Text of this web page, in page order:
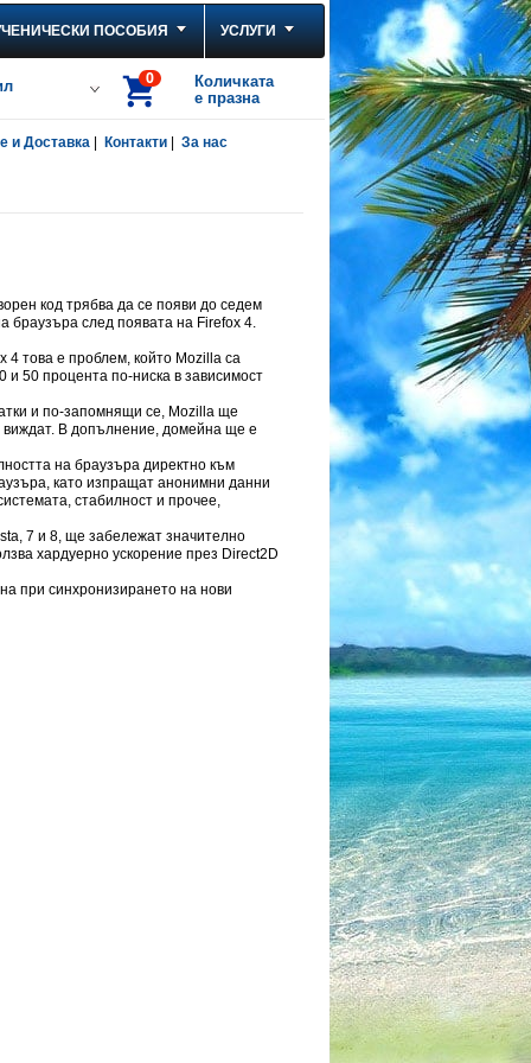
ПОСОБИЯ УСЛУГИ
0
Количката
е празна
и Доставка Контакти За нас
код трябва да се появи до седем
браузъра след появата на Firefox 4.
4 това е проблем, който Mozilla са
50 процента по-ниска в зависимост
и по-запомнящи се, Mozilla ще
виждат. В допълнение, домейна ще е
на браузъра директно към
като изпращат анонимни данни
стабилност и прочее,
7 и 8, ще забележат значително
хардуерно ускорение през Direct2D
при синхронизирането на нови